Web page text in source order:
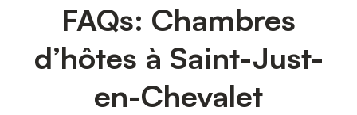
FAQs: Chambres
d’hôtes à Saint-Just-
en-Chevalet